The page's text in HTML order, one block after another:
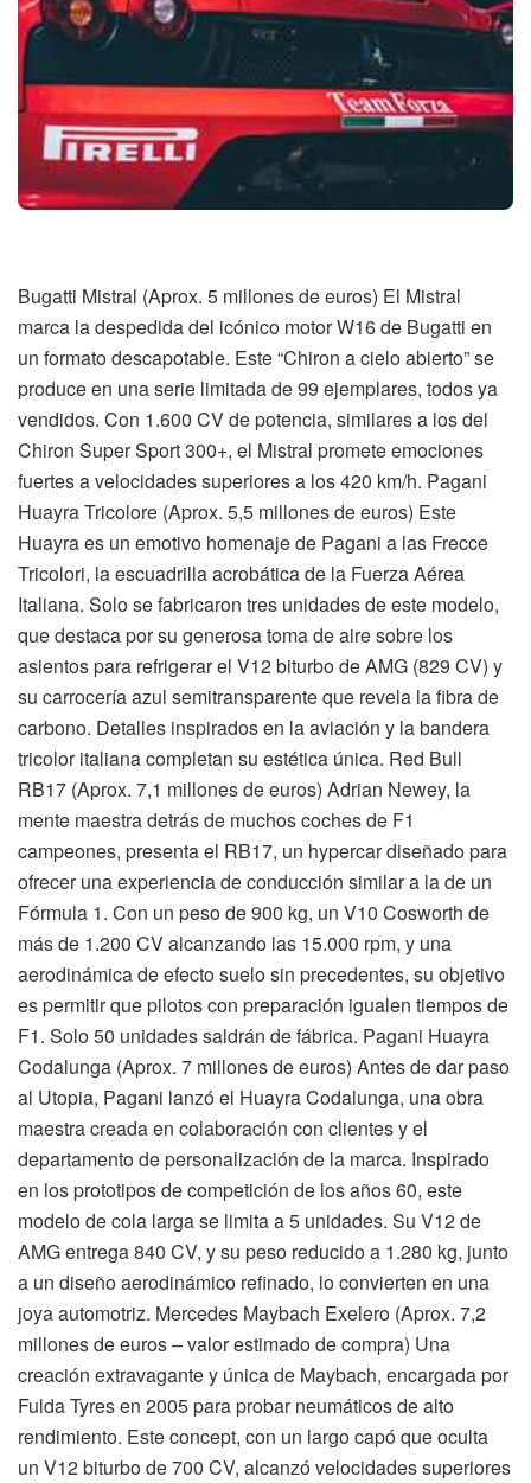
Bugatti Mistral (Aprox. 5 millones de euros) El Mistral
marca la despedida del icónico motor W16 de Bugatti en
un formato descapotable. Este “Chiron a cielo abierto” se
produce en una serie limitada de 99 ejemplares, todos ya
vendidos. Con 1.600 CV de potencia, similares a los del
Chiron Super Sport 300+, el Mistral promete emociones
fuertes a velocidades superiores a los 420 km/h. Pagani
Huayra Tricolore (Aprox. 5,5 millones de euros) Este
Huayra es un emotivo homenaje de Pagani a las Frecce
Tricolori, la escuadrilla acrobática de la Fuerza Aérea
Italiana. Solo se fabricaron tres unidades de este modelo,
que destaca por su generosa toma de aire sobre los
asientos para refrigerar el V12 biturbo de AMG (829 CV) y
su carrocería azul semitransparente que revela la fibra de
carbono. Detalles inspirados en la aviación y la bandera
tricolor italiana completan su estética única. Red Bull
RB17 (Aprox. 7,1 millones de euros) Adrian Newey, la
mente maestra detrás de muchos coches de F1
campeones, presenta el RB17, un hypercar diseñado para
ofrecer una experiencia de conducción similar a la de un
Fórmula 1. Con un peso de 900 kg, un V10 Cosworth de
más de 1.200 CV alcanzando las 15.000 rpm, y una
aerodinámica de efecto suelo sin precedentes, su objetivo
es permitir que pilotos con preparación igualen tiempos de
F1. Solo 50 unidades saldrán de fábrica. Pagani Huayra
Codalunga (Aprox. 7 millones de euros) Antes de dar paso
al Utopia, Pagani lanzó el Huayra Codalunga, una obra
maestra creada en colaboración con clientes y el
departamento de personalización de la marca. Inspirado
en los prototipos de competición de los años 60, este
modelo de cola larga se limita a 5 unidades. Su V12 de
AMG entrega 840 CV, y su peso reducido a 1.280 kg, junto
a un diseño aerodinámico refinado, lo convierten en una
joya automotriz. Mercedes Maybach Exelero (Aprox. 7,2
millones de euros – valor estimado de compra) Una
creación extravagante y única de Maybach, encargada por
Fulda Tyres en 2005 para probar neumáticos de alto
rendimiento. Este concept, con un largo capó que oculta
un V12 biturbo de 700 CV, alcanzó velocidades superiores